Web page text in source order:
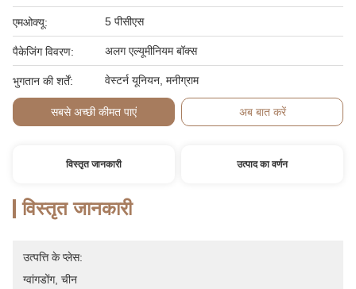
एमओक्यू: 5 पीसीएस
पैकेजिंग विवरण: अलग एल्यूमीनियम बॉक्स
भुगतान की शर्तें: वेस्टर्न यूनियन, मनीग्राम
सबसे अच्छी कीमत पाएं अब बात करें
विस्तृत जानकारी उत्पाद का वर्णन
विस्तृत जानकारी
उत्पत्ति के प्लेस:
ग्वांगडोंग, चीन